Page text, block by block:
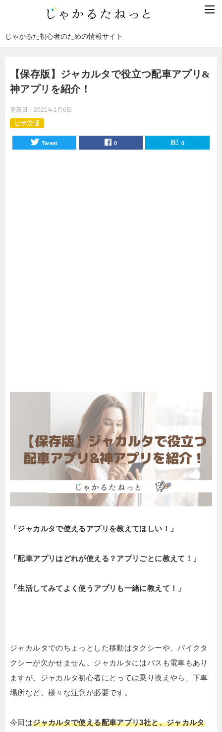
じゃかるた初心者のための情報サイト
【保存版】ジャカルタで役立つ配車アプリ&
神アプリを紹介！
更新日： 2021年1月6日
ビザ/交通
Tweet 0 0
「ジャカルタで使えるアプリを教えてほしい！」
「配車アプリはどれが使える？アプリごとに教えて！」
「生活してみてよく使うアプリも一緒に教えて！」
ジャカルタでのちょっとした移動はタクシーや、バイクタ
クシーが欠かせません。ジャカルタにはバスも電車もあり
ますが、ジャカルタ初心者にとっては乗り換えやら、下車
場所など、様々な注意が必要です。
今回はジャカルタで使える配車アプリ3社と、ジャカルタ